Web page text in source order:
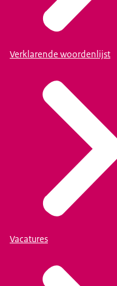
Verklarende woordenlijst
Vacatures